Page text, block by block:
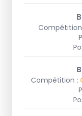
Compétition :